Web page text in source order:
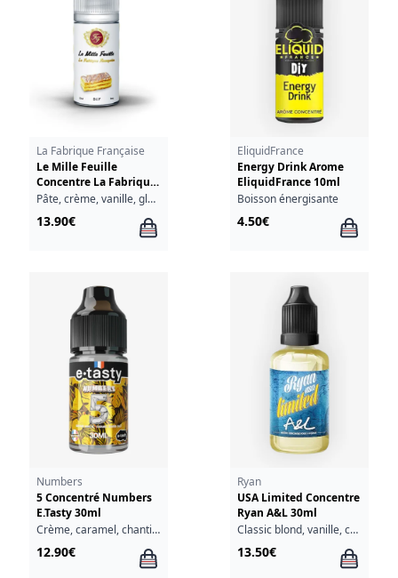
La Fabrique Française
Le Mille Feuille
Concentre La Fabrique
Francaise 30ml
Pâte, crème, vanille, glaçage
13.90€
EliquidFrance
Energy Drink Arome
EliquidFrance 10ml
Boisson énergisante
4.50€
Numbers
5 Concentré Numbers
E.Tasty 30ml
Crème, caramel, chantilly, vanille, beurre salé
12.90€
Ryan
USA Limited Concentre
Ryan A&L 30ml
Classic blond, vanille, caramel
13.50€